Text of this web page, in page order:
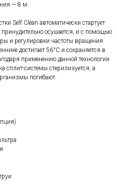
— 8 м.
Self Clean автоматически стартует
осушается, и с помощью
и регулировки частоты вращения
достигает 56°С и сохраняется в
применению данной технологии
сплит-системы стерилизуется, а
погибают.